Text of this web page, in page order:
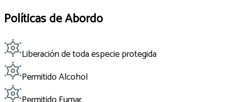
Políticas de Abordo
Liberación de toda especie protegida
Permitido Alcohol